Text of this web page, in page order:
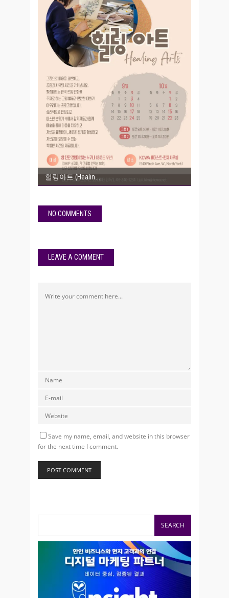
힐링아트 (Healin
NO COMMENTS
LEAVE A COMMENT
Save my name, email, and website in this browser
for the next time I comment.